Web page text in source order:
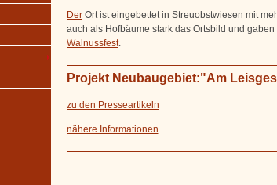
DerOrt ist eingebettet in Streuobstwiesen mit
auch als Hofbäume stark das Ortsbild und
Walnussfest.
Projekt Neubaugebiet:"Am
zu den Presseartikeln
nähere Informationen